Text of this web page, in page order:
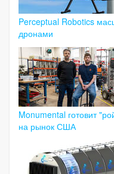
Perceptual Robotics
дронами
Monumental готовит
на рынок США